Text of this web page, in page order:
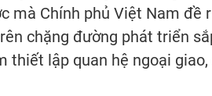
Chính phủ Việt Nam đề
chặng đường phát triển
thiết lập quan hệ ngoại